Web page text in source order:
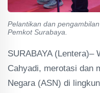
Pelantikan dan
Pemkot Surabaya.
SURABAYA (Lentera)–
Cahyadi, merotasi dan
Negara (ASN) di